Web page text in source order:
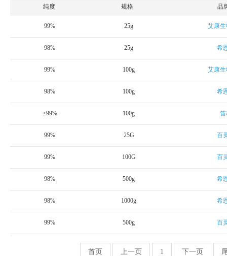
纯度 规格 品
99% 25g 艾康
98% 25g 希
99% 100g 艾康
98% 100g 希
≥99% 100g
99% 25G 百
99% 100G 百
98% 500g 希
98% 1000g 希
99% 500g 百
首页 上一页 1 下一页